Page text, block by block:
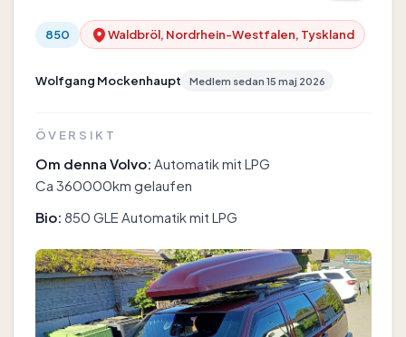
850 Waldbröl, Nordrhein-Westfalen, Tyskland
Wolfgang Mockenhaupt Medlem sedan 15 maj 2026
ÖVERSIKT
Om denna Volvo: Automatik mit LPG
Ca 360000km gelaufen
Bio: 850 GLE Automatik mit LPG